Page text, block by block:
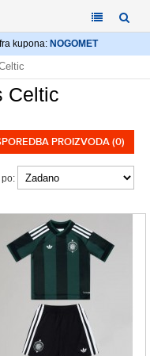
kupona: NOGOMET
Celtic
PROIZVODA (0)
po: